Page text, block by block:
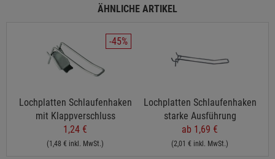
ÄHNLICHE ARTIKEL
Lochplatten Schlaufenhaken
mit Klappverschluss
1,24 €
(1,48 € inkl. MwSt.)
-45%
Lochplatten Schlaufenhaken
starke Ausführung
ab 1,69 €
(2,01 € inkl. MwSt.)